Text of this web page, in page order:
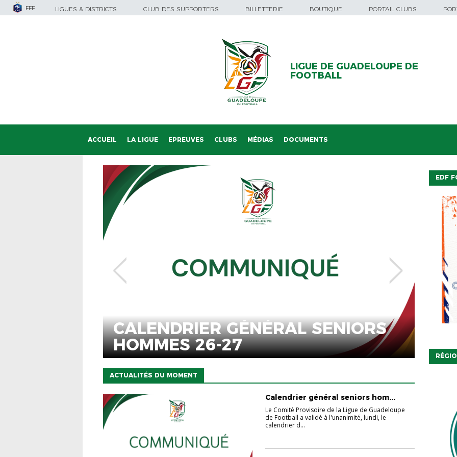
FFF LIGUES & DISTRICTS CLUB DES SUPPORTERS BILLETTERIE BOUTIQUE PORTAIL CLUBS
LIGUE DE GUADELOUPE DE
FOOTBALL
ACCUEIL LA LIGUE EPREUVES CLUBS MÉDIAS DOCUMENTS
GÉNÉRAL SENIORS
26-27
COMMUNIQUÉ :
MODULE
ACTUALITÉS DU MOMENT
Calendrier général seniors hom...
Le Comité Provisoire de la Ligue de Guadeloupe
de Football a validé à l'unanimité, lundi, le
calendrier d...
EDF